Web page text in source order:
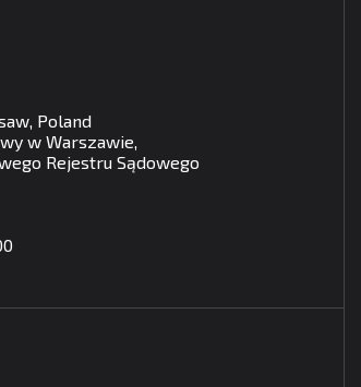
Poland
w Warszawie,
Rejestru Sądowego